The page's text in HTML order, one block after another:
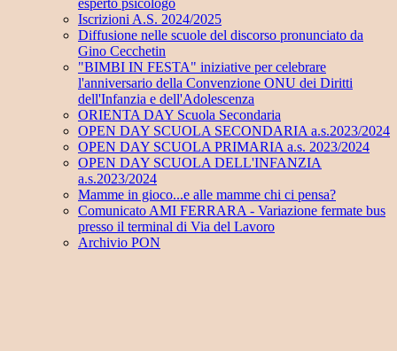
esperto psicologo
Iscrizioni A.S. 2024/2025
Diffusione nelle scuole del discorso pronunciato da
Gino Cecchetin
"BIMBI IN FESTA" iniziative per celebrare
l'anniversario della Convenzione ONU dei Diritti
dell'Infanzia e dell'Adolescenza
ORIENTA DAY Scuola Secondaria
OPEN DAY SCUOLA SECONDARIA a.s.2023/2024
OPEN DAY SCUOLA PRIMARIA a.s. 2023/2024
OPEN DAY SCUOLA DELL'INFANZIA
a.s.2023/2024
Mamme in gioco...e alle mamme chi ci pensa?
Comunicato AMI FERRARA - Variazione fermate bus
presso il terminal di Via del Lavoro
Archivio PON